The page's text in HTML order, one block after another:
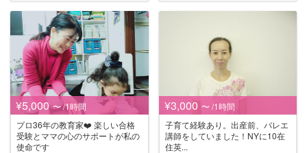
¥5,000 〜 /1時間
プロ36年の教育家❤️ 楽しい合格
受験とママの心のサポートが私の
使命です
¥3,000 〜 /1時間
子育て経験あり。出産前、バレエ
講師をしていました！NYに10在
住英...